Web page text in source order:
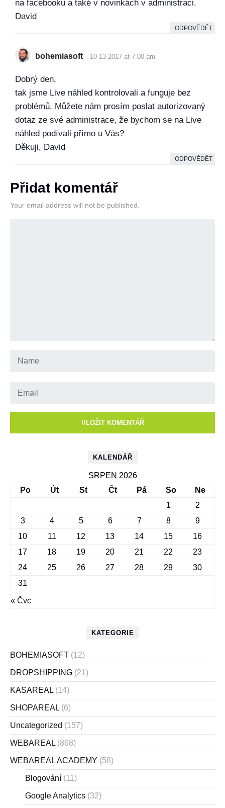
na facebooku a také v novinkách v administraci.
David
ODPOVĚDĚT
bohemiasoft 10-13-2017 at 7:00 am
Dobrý den,
tak jsme Live náhled kontrolovali a funguje bez
problémů. Můžete nám prosím poslat autorizovaný
dotaz ze své administrace, že bychom se na Live
náhled podívali přímo u Vás?
Děkuji, David
ODPOVĚDĚT
Přidat komentář
Your email address will not be published.
KALENDÁŘ
SRPEN 2026
Po
Út St Čt Pá So Ne
« Čvc
1
2
3
4 5 6 7 8
9
10
11 12 13 14 15
16
17
18 19 20 21 22
23
24
25 26 27 28 29
30
31
KATEGORIE
BOHEMIASOFT (12)
DROPSHIPPING (21)
KASAREAL (14)
SHOPAREAL (6)
Uncategorized (157)
WEBAREAL (868)
WEBAREAL ACADEMY (58)
Blogování (11)
Google Analytics (32)